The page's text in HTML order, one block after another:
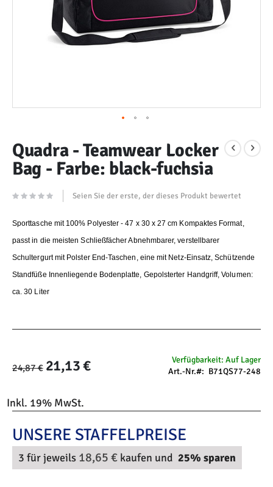
Anfang
der
Bildergalerie
springen
Quadra - Teamwear Locker
Bag - Farbe: black-fuchsia
Seien Sie der erste, der dieses Produkt bewertet
Sporttasche mit 100% Polyester - 47 x 30 x 27 cm Kompaktes Format,
passt in die meisten Schließfächer Abnehmbarer, verstellbarer
Schultergurt mit Polster End-Taschen, eine mit Netz-Einsatz, Schützende
Standfüße Innenliegende Bodenplatte, Gepolsterter Handgriff, Volumen:
ca. 30 Liter
24,87 € Sonderangebot
21,13 €
Inkl. 19% MwSt.
Verfügbarkeit: Auf Lager
Art.-Nr.
B71QS77-248
3 für jeweils 18,65 € kaufen und 25% sparen